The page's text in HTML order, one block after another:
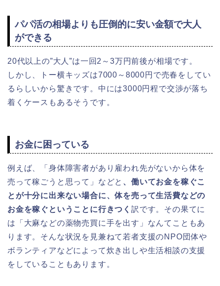
パパ活の相場よりも圧倒的に安い金額で大人
ができる
20代以上の”大人”は一回2～3万円前後が相場です。
しかし、トー横キッズは7000～8000円で売春をしてい
るらしいから驚きです。中には3000円程で交渉が落ち
着くケースもあるそうです。
お金に困っている
例えば、「身体障害者があり雇われ先がないから体を
売って稼ごうと思って」などと 、働いてお金を稼ぐこ
とが十分に出来ない場合に、体を売って生活費などの
お金を稼ぐということに行きつく 訳です。その果てに
は「大麻などの薬物売買に手を出す」なんてこともあ
ります。そんな状況を見兼ねて若者支援のNPO団体や
ボランティアなどによって炊き出しや生活相談の支援
をしていることもあります。